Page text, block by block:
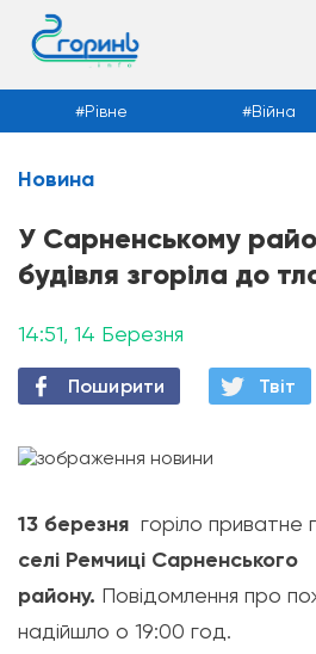
Новини
Рівне Війна
Новина
У Сарненському
будівля згоріла до
14:51, 14 Березня
Поширити Твiт
13 березня горіло
селі Ремчиці Сарненського
району. Повідомлення про
надійшло о 19:00 год.